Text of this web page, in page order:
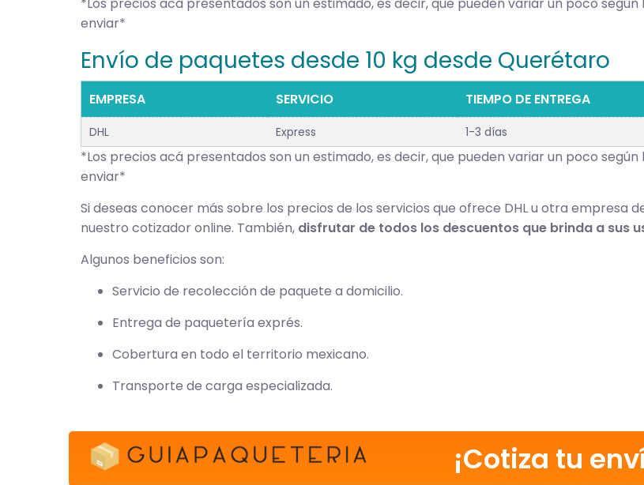
enviar*
Envío de paquetes desde 10 kg desde Querétaro
EMPRESA SERVICIO TIEMPO DE ENTREGA
DHL Express 1-3 días
*Los precios acá presentados son un estimado, es decir, que pueden variar un poco
enviar*
Si deseas conocer más sobre los precios de los servicios que ofrece DHL u otra empresa
nuestro cotizador online. También, disfrutar de todos los descuentos que brinda a sus
Algunos beneficios son:
Servicio de recolección de paquete a domicilio.
Entrega de paquetería exprés.
Cobertura en todo el territorio mexicano.
Transporte de carga especializada.
¡Cotiza tu